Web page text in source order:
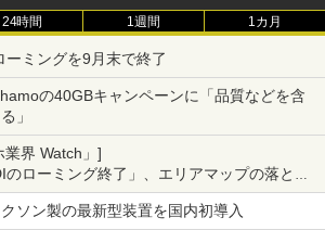
24時間 1週間 1カ月
ーミングを9月末で終了
の40GBキャンペーンに「品質などを含
」
業界 Watch」]
のローミング終了」、エリアマップの落とし
課題
ソン製の最新型装置を国内初導入